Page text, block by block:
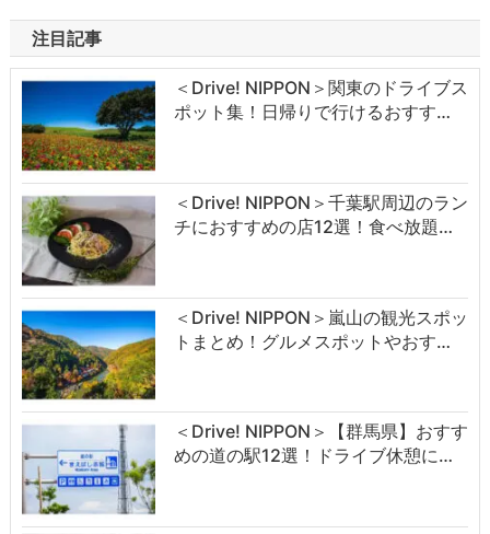
注目記事
＜Drive! NIPPON＞関東のドライブス
ポット集！日帰りで行けるおすす…
＜Drive! NIPPON＞千葉駅周辺のラン
チにおすすめの店12選！食べ放題…
＜Drive! NIPPON＞嵐山の観光スポッ
トまとめ！グルメスポットやおす…
＜Drive! NIPPON＞【群馬県】おすす
めの道の駅12選！ドライブ休憩に…